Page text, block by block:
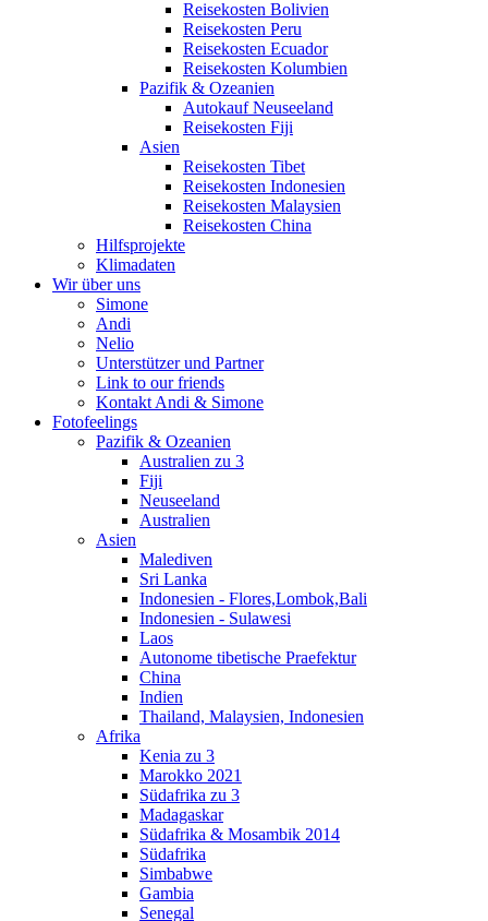
Reisekosten Bolivien
Reisekosten Peru
Reisekosten Ecuador
Reisekosten Kolumbien
Pazifik & Ozeanien
Autokauf Neuseeland
Reisekosten Fiji
Asien
Reisekosten Tibet
Reisekosten Indonesien
Reisekosten Malaysien
Reisekosten China
Hilfsprojekte
Klimadaten
Wir über uns
Simone
Andi
Nelio
Unterstützer und Partner
Link to our friends
Kontakt Andi & Simone
Fotofeelings
Pazifik & Ozeanien
Australien zu 3
Fiji
Neuseeland
Australien
Asien
Malediven
Sri Lanka
Indonesien - Flores,Lombok,Bali
Indonesien - Sulawesi
Laos
Autonome tibetische Praefektur
China
Indien
Thailand, Malaysien, Indonesien
Afrika
Kenia zu 3
Marokko 2021
Südafrika zu 3
Madagaskar
Südafrika & Mosambik 2014
Südafrika
Simbabwe
Gambia
Senegal